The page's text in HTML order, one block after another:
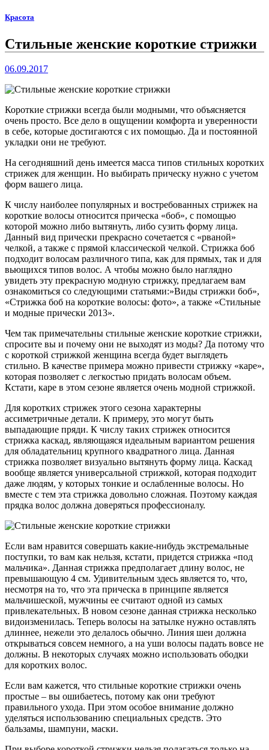
Красота
Стильные женские короткие стрижки
06.09.2017
Короткие стрижки всегда были модными, что объясняется
очень просто. Все дело в ощущении комфорта и уверенности
в себе, которые достигаются с их помощью. Да и постоянной
укладки они не требуют.
На сегодняшний день имеется масса типов стильных коротких
стрижек для женщин. Но выбирать прическу нужно с учетом
форм вашего лица.
К числу наиболее популярных и востребованных стрижек на
короткие волосы относится прическа «боб», с помощью
которой можно либо вытянуть, либо сузить форму лица.
Данный вид прически прекрасно сочетается с «рваной»
челкой, а также с прямой классической челкой. Стрижка боб
подходит волосам различного типа, как для прямых, так и для
вьющихся типов волос. А чтобы можно было наглядно
увидеть эту прекрасную модную стрижку, предлагаем вам
ознакомиться со следующими статьями:»Виды стрижки боб»,
«Стрижка боб на короткие волосы: фото», а также «Стильные
и модные прически 2013».
Чем так примечательны стильные женские короткие стрижки,
спросите вы и почему они не выходят из моды? Да потому что
с короткой стрижкой женщина всегда будет выглядеть
стильно. В качестве примера можно привести стрижку «каре»,
которая позволяет с легкостью придать волосам объем.
Кстати, каре в этом сезоне является очень модной стрижкой.
Для коротких стрижек этого сезона характерны
ассиметричные детали. К примеру, это могут быть
выпадающие пряди. К числу таких стрижек относится
стрижка каскад, являющаяся идеальным вариантом решения
для обладательниц крупного квадратного лица. Данная
стрижка позволяет визуально вытянуть форму лица. Каскад
вообще является универсальной стрижкой, которая подходит
даже людям, у которых тонкие и ослабленные волосы. Но
вместе с тем эта стрижка довольно сложная. Поэтому каждая
прядка волос должна доверяться профессионалу.
Если вам нравится совершать какие-нибудь экстремальные
поступки, то вам как нельзя, кстати, придется стрижка «под
мальчика». Данная стрижка предполагает длину волос, не
превышающую 4 см. Удивительным здесь является то, что,
несмотря на то, что эта прическа в принципе является
мальчишеской, мужчины ее считают одной из самых
привлекательных. В новом сезоне данная стрижка несколько
видоизменилась. Теперь волосы на затылке нужно оставлять
длиннее, нежели это делалось обычно. Линия шеи должна
открываться совсем немного, а на уши волосы падать вовсе не
должны. В некоторых случаях можно использовать ободки
для коротких волос.
Если вам кажется, что стильные короткие стрижки очень
простые – вы ошибаетесь, потому как они требуют
правильного ухода. При этом особое внимание должно
уделяться использованию специальных средств. Это
бальзамы, шампуни, маски.